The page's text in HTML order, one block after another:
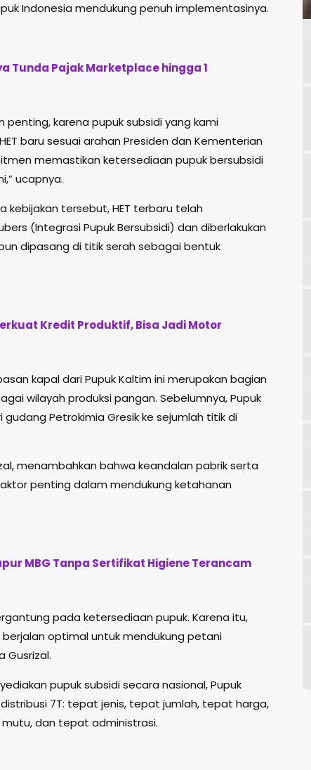
Indonesia mendukung penuh implementasinya.
Tunda Pajak Marketplace hingga 1
penting, karena pupuk subsidi yang kami
baru sesuai arahan Presiden dan Kementerian
memastikan ketersediaan pupuk bersubsidi
ucapnya.
tersebut, HET terbaru telah
(Integrasi Pupuk Bersubsidi) dan diberlakukan
dipasang di titik serah sebagai bentuk
Kredit Produktif, Bisa Jadi Motor
kapal dari Pupuk Kaltim ini merupakan bagian
wilayah produksi pangan. Sebelumnya, Pupuk
Petrokimia Gresik ke sejumlah titik di
menambahkan bahwa keandalan pabrik serta
penting dalam mendukung ketahanan
MBG Tanpa Sertifikat Higiene Terancam
pada ketersediaan pupuk. Karena itu,
optimal untuk mendukung petani
Gusrizal.
pupuk subsidi secara nasional, Pupuk
7T: tepat jenis, tepat jumlah, tepat harga,
dan tepat administrasi.